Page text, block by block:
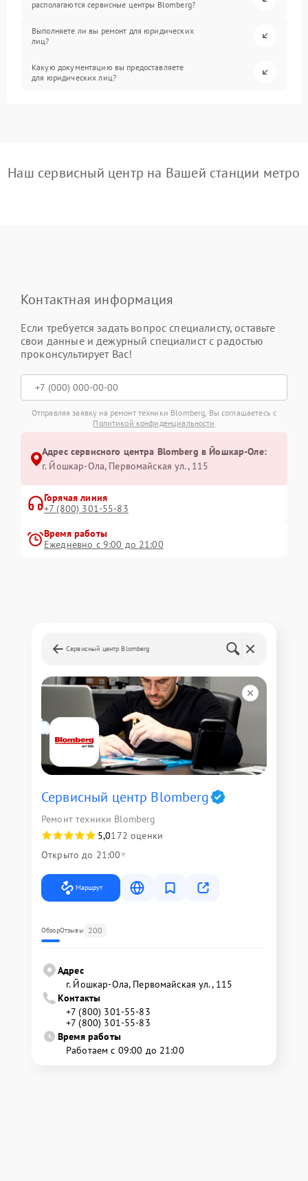
располагаются сервисные центры Blomberg?
Выполняете ли вы ремонт для юридических
лиц?
Какую документацию вы предоставляете
для юридических лиц?
Наш сервисный центр на Вашей станции метро
Контактная информация
Если требуется задать вопрос специалисту, оставьте
свои данные и дежурный специалист с радостью
проконсультирует Вас!
Отправляя заявку на ремонт техники Blomberg, Вы соглашаетесь с
Политикой конфиденциальности
Адрес сервисного центра Blomberg в Йошкар-Оле:
г. Йошкар-Ола, Первомайская ул., 115
Горячая линия
+7 (800) 301-55-83
Время работы
Ежедневно с 9:00 до 21:00
Сервисный центр Blomberg
Сервисный центр Blomberg
Ремонт техники Blomberg
5,0172 оценки
Открыто до 21:00
Маршрут
ОбзорОтзывы 200
Адрес
г. Йошкар-Ола, Первомайская ул., 115
Контакты
+7 (800) 301-55-83
+7 (800) 301-55-83
Время работы
Работаем с 09:00 до 21:00